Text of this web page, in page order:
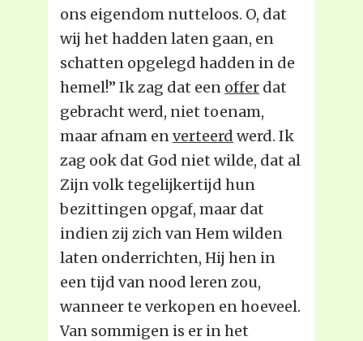
ons eigendom nutteloos. O, dat
wij het hadden laten gaan, en
schatten opgelegd hadden in de
hemel!” Ik zag dat een offer dat
gebracht werd, niet toenam,
maar afnam enverteerd werd. Ik
zag ook dat God niet wilde, dat al
Zijn volk tegelijkertijd hun
bezittingen opgaf, maar dat
indien zij zich van Hem wilden
laten onderrichten, Hij hen in
een tijd van nood leren zou,
wanneer te verkopen en hoeveel.
Van sommigen is er in het